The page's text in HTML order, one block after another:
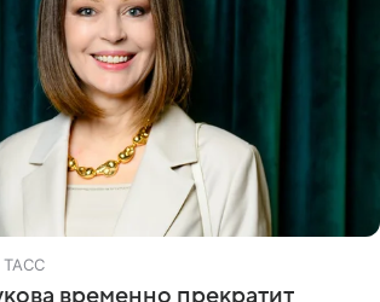
ТАСС
временно прекратит